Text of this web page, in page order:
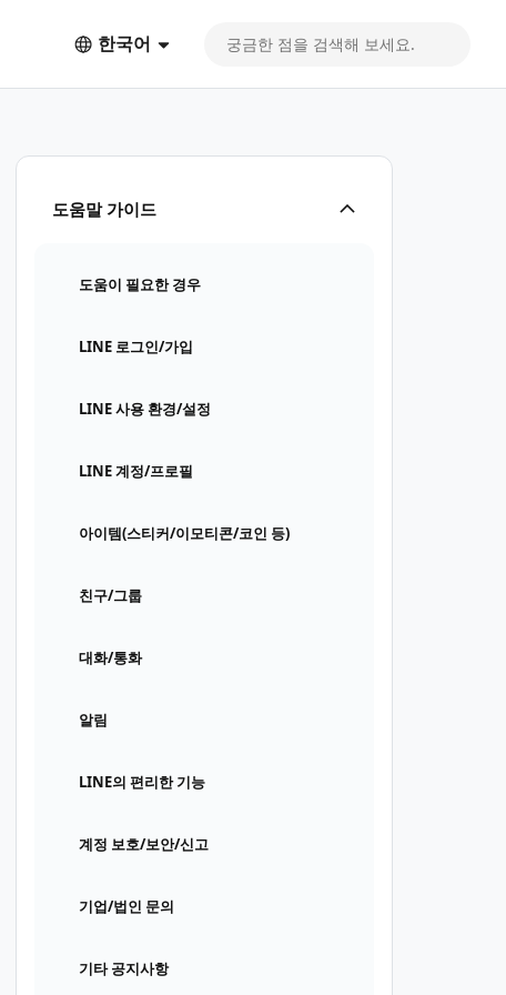
한국어
도움말 가이드
도움이 필요한 경우
LINE 로그인/가입
LINE 사용 환경/설정
LINE 계정/프로필
아이템(스티커/이모티콘/코인 등)
친구/그룹
대화/통화
알림
LINE의 편리한 기능
계정 보호/보안/신고
기업/법인 문의
기타 공지사항